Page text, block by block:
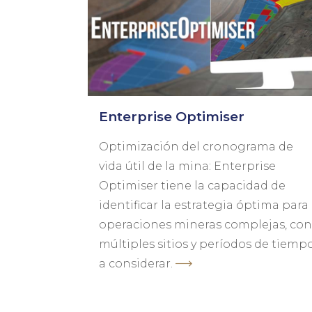
Enterprise Optimiser
Optimización del cronograma de
vida útil de la mina: Enterprise
Optimiser tiene la capacidad de
identificar la estrategia óptima para
operaciones mineras complejas, con
múltiples sitios y períodos de
a considerar.